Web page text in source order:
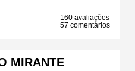
160 avaliações
57 comentários
MIRANTE